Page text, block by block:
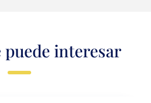
interesar